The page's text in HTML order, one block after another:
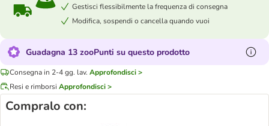
Gestisci flessibilmente la frequenza di consegna
Modifica, sospendi o cancella quando vuoi
Guadagna 13 zooPunti su questo prodotto
Consegna in 2-4 gg. lav. Approfondisci >
Resi e rimborsi Approfondisci >
Compralo con: